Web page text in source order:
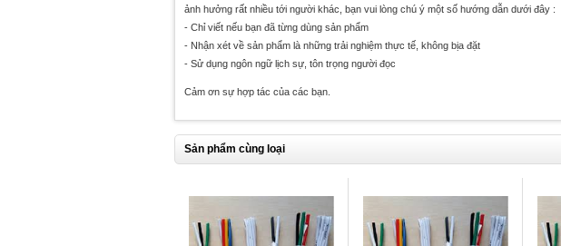
ảnh hưởng rất nhiều tới người khác, bạn vui lòng chú ý một số hướng dẫn dưới đây :
- Chỉ viết nếu bạn đã từng dùng sản phẩm
- Nhận xét về sản phẩm là những trải nghiệm thực tế, không bịa đặt
- Sử dụng ngôn ngữ lịch sự, tôn trọng người đọc
Cảm ơn sự hợp tác của các bạn.
Sản phẩm cùng loại